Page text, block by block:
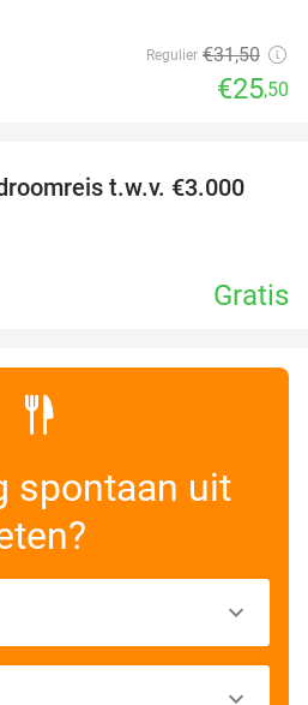
Regulier €31,50
€25,50
t.w.v. €3.000
Gratis
spontaan uit